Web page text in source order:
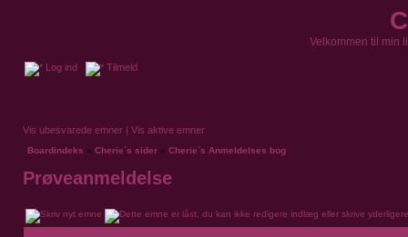
Velkommen til min
Log ind Tilmeld
Vis ubesvarede emner | Vis aktive emner
Boardindeks » Cherie´s sider » Cherie´s Anmeldelses bog
Prøveanmeldelse